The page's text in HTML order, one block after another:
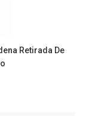
Retirada De